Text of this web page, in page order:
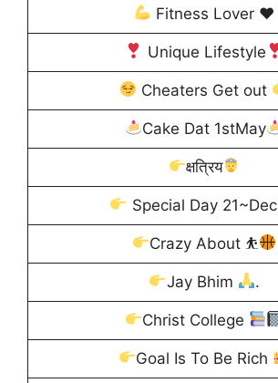
Fitness Lover ♥️
Unique Lifestyle
Cheaters Get out
Cake Dat 1stMay
क्षत्रिय
Special Day 21~Dec
Crazy About ⛹
Jay Bhim .
Christ College
Goal Is To Be Rich